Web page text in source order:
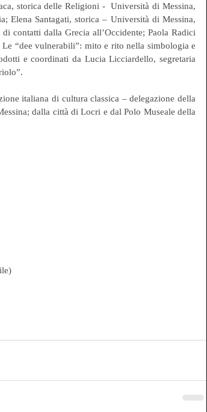
storica delle Religioni -  Università di Messina,
Elena Santagati, storica – Università di Messina,
contatti dalla Grecia all’Occidente; Paola Radici
“dee vulnerabili”: mito e rito nella simbologia e
e coordinati da Lucia Licciardello, segretaria
italiana di cultura classica – delegazione della
dalla città di Locri e dal Polo Museale della